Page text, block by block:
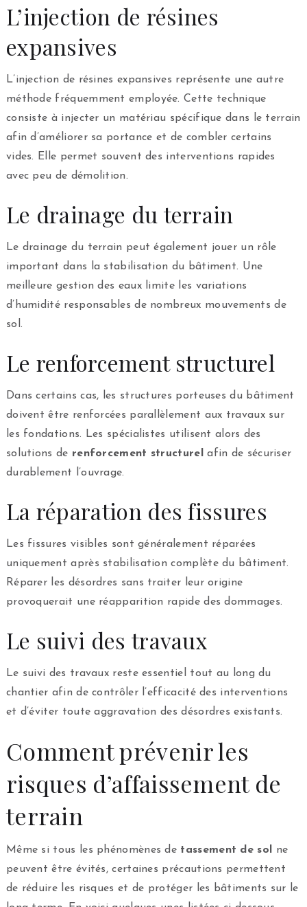
L’injection de résines
expansives
L’injection de résines expansives représente une autre
méthode fréquemment employée. Cette technique
consiste à injecter un matériau spécifique dans le terrain
afin d’améliorer sa portance et de combler certains
vides. Elle permet souvent des interventions rapides
avec peu de démolition.
Le drainage du terrain
Le drainage du terrain peut également jouer un rôle
important dans la stabilisation du bâtiment. Une
meilleure gestion des eaux limite les variations
d’humidité responsables de nombreux mouvements de
sol.
Le renforcement structurel
Dans certains cas, les structures porteuses du bâtiment
doivent être renforcées parallèlement aux travaux sur
les fondations. Les spécialistes utilisent alors des
solutions de renforcement structurel
afin de sécuriser
durablement l’ouvrage.
La réparation des fissures
Les fissures visibles sont généralement réparées
uniquement après stabilisation complète du bâtiment.
Réparer les désordres sans traiter leur origine
provoquerait une réapparition rapide des dommages.
Le suivi des travaux
Le suivi des travaux reste essentiel tout au long du
chantier afin de contrôler l’efficacité des interventions
et d’éviter toute aggravation des désordres existants.
Comment prévenir les
risques d’affaissement de
terrain
Même si tous les phénomènes de tassement de sol
ne
peuvent être évités, certaines précautions permettent
de réduire les risques et de protéger les bâtiments sur le